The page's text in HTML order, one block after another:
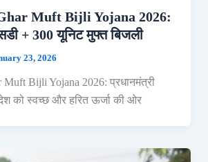
Muft Bijli Yojana 2026:
+ 300 यूनिट मुफ्त बिजली
23, 2026
Bijli Yojana 2026: प्रधानमंत्री
को स्वच्छ और हरित ऊर्जा की ओर